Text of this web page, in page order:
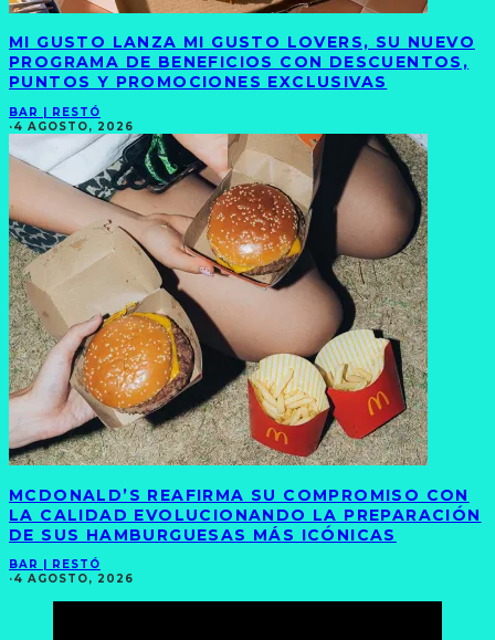
MI GUSTO LANZA MI GUSTO LOVERS, SU NUEVO
PROGRAMA DE BENEFICIOS CON DESCUENTOS,
PUNTOS Y PROMOCIONES EXCLUSIVAS
BAR | RESTÓ
·4 AGOSTO, 2026
MCDONALD’S REAFIRMA SU COMPROMISO CON
LA CALIDAD EVOLUCIONANDO LA PREPARACIÓN
DE SUS HAMBURGUESAS MÁS ICÓNICAS
BAR | RESTÓ
·4 AGOSTO, 2026